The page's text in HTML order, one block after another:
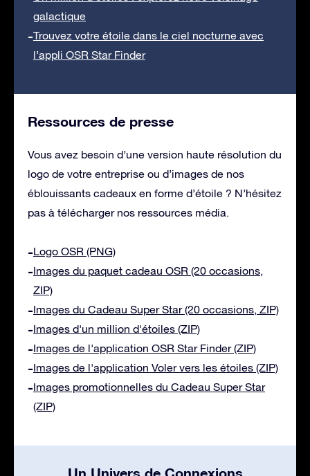
galactique
Trouvez votre étoile dans le ciel nocturne avec
l’appli OSR Star Finder
Ressources de presse
Vous avez besoin d’une version haute résolution du
logo de votre entreprise ou d’images de nos
éblouissants cadeaux en forme d’étoile ? N’hésitez
pas à télécharger nos ressources média.
Logo OSR (PNG)
Images du paquet cadeau OSR (20 occasions,
ZIP)
Images du Cadeau Super Star (20 occasions, ZIP)
Images d'un million d'étoiles (ZIP)
Images de l'application OSR Star Finder (ZIP)
Images de l'application Voler vers les étoiles (ZIP)
Images promotionnelles du Cadeau Super Star
(ZIP)